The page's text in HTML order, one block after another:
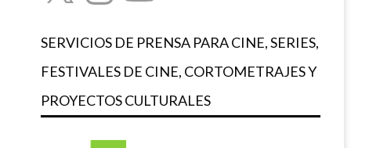
SERVICIOS DE PRENSA PARA CINE, SERIES,
FESTIVALES DE CINE, CORTOMETRAJES Y
PROYECTOS CULTURALES